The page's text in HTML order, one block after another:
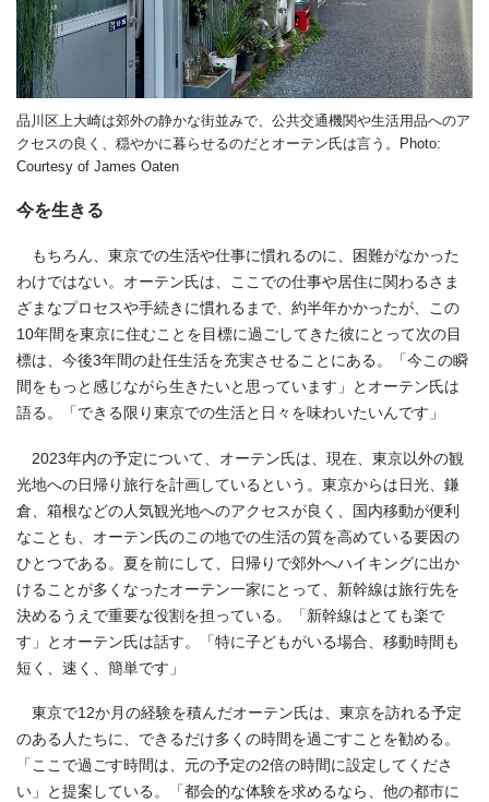
品川区上大崎は郊外の静かな街並みで、公共交通機関や生活用品へのア
クセスの良 く 、穏やかに暮らせるのだとオーテン氏は言う。
Photo:
Courtesy of James Oaten
今を生きる
もちろん、東京での生活や仕事に慣れるのに、困難がなかった
わけではない。オーテン氏は、ここでの仕事や居住に関わるさま
ざまなプロセスや手続きに慣れるまで、約半年かかったが、この
10年間を東京に住むことを目標に過ごしてきた彼にとって次の目
標は、今後3年間の赴任生活を充実させることにある。「今この瞬
間をもっと感じながら生きたいと思っています」とオーテン氏は
語る。「できる限り東京での生活と日々を味わいたいんです」
2023年内の予定について、オーテン氏は、現在、東京以外の観
光地への日帰り旅行を計画しているという。東京からは日光、鎌
倉、箱根などの人気観光地へのアクセスが良く、国内移動が便利
なことも、オーテン氏のこの地での生活の質を高めている要因の
ひとつである。夏を前にして、日帰りで郊外へハイキングに出か
けることが多くなったオーテン一家にとって、新幹線は旅行先を
決めるうえで重要な役割を担っている。「新幹線はとても楽で
す」とオーテン氏は話す。「特に子どもがいる場合、移動時間も
短く、速く、簡単です」
東京で12か月の経験を積んだオーテン氏は、東京を訪れる予定
のある人たちに、できるだけ多くの時間を過ごすことを勧める。
「ここで過ごす時間は、元の予定の2倍の時間に設定してくださ
い」と提案している。「都会的な体験を求めるなら、他の都市に